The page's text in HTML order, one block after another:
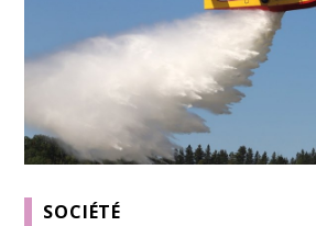
SOCIÉTÉ